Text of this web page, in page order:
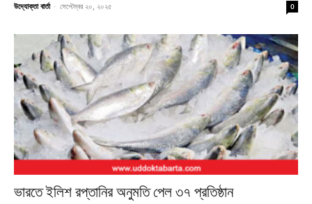
উদ্যোক্তা বার্তা - সেপ্টেম্বর ২০, ২০২৫ 0
ভারতে ইলিশ রপ্তানির অনুমতি পেল ৩৭ প্রতিষ্ঠান